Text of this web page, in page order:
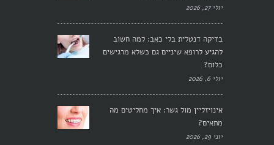
יולי 27, 2026
בדיקה דנטלית בלי כאב: למה חשוב
להגיע לרופא שיניים גם כשלא מרגישים
כלום?
יולי 6, 2026
אינויזליין מול גשר: איך מחליטים מה
מתאים?
יוני 29, 2026